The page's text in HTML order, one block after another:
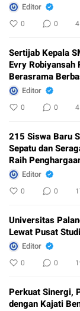
Editor
0 0
Sertijab Kepala
Evry Robiyansah
Berasrama
Editor
0 0
215 Siswa Baru
Sepatu dan
Raih
Editor
0 0
Universitas
Lewat Pusat
Editor
0 0
Perkuat Sinergi,
dengan Kajati